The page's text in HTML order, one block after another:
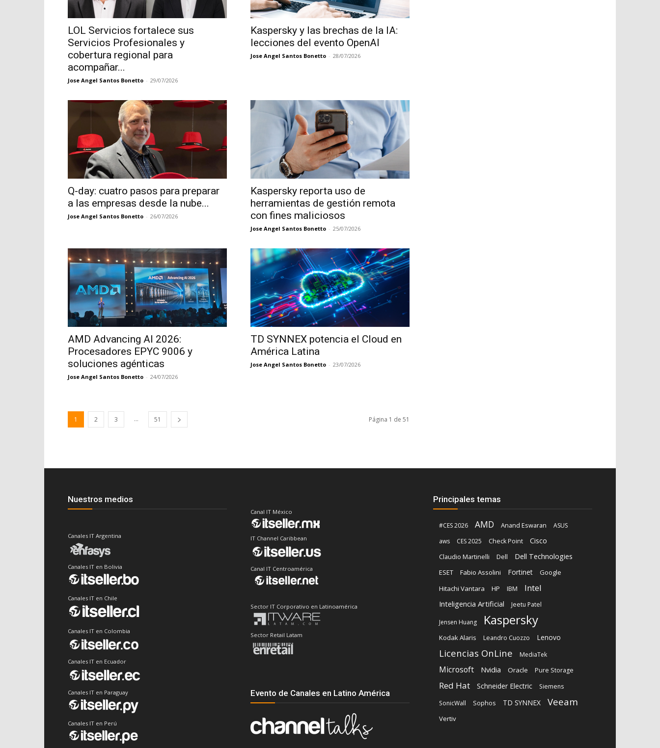
LOL Servicios fortalece sus
Servicios Profesionales y
cobertura regional para
acompañar...
Jose Angel Santos Bonetto - 29/07/2026
Kaspersky y las brechas de la IA:
lecciones del evento OpenAI
Jose Angel Santos Bonetto - 28/07/2026
Q-day: cuatro pasos para preparar
a las empresas desde la nube...
Jose Angel Santos Bonetto - 26/07/2026
Kaspersky reporta uso de
herramientas de gestión remota
con fines maliciosos
Jose Angel Santos Bonetto - 25/07/2026
AMD Advancing AI 2026:
Procesadores EPYC 9006 y
soluciones agénticas
Jose Angel Santos Bonetto - 24/07/2026
TD SYNNEX potencia el Cloud en
América Latina
Jose Angel Santos Bonetto - 23/07/2026
1 2 3 ... 51 Página 1 de 51
Nuestros medios
Canales IT Argentina
Canales IT en Bolivia
Canales IT en Chile
Canales IT en Colombia
Canales IT en Ecuador
Canales IT en Paraguay
Canales IT en Perú
Canal IT México
IT Channel Caribbean
Canal IT Centroamérica
Sector IT Corporativo en Latinoamérica
Sector Retail Latam
Evento de Canales en Latino América
Principales temas
#CES 2026 AMD Anand Eswaran
ASUS
aws
CES 2025 Check Point Cisco
Claudio Martinelli Dell Dell Technologies
ESET Fabio Assolini Fortinet
Google
Hitachi Vantara
HP IBM Intel
Inteligencia Artificial Jeetu Patel
Jensen Huang Kaspersky
Kodak Alaris Leandro Cuozzo Lenovo
Licencias OnLine MediaTek
Microsoft Nvidia Oracle Pure Storage
Red Hat Schneider Electric
Siemens
SonicWall
Sophos TD SYNNEX Veeam
Vertiv